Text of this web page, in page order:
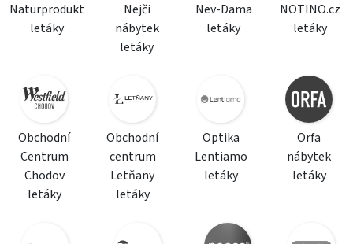
Naturprodukt
letáky
Nejči
nábytek
letáky
Nev-Dama
letáky
NOTINO.cz
letáky
Obchodní
Centrum
Chodov
letáky
Obchodní
centrum
Letňany
letáky
Optika
Lentiamo
letáky
Orfa
nábytek
letáky